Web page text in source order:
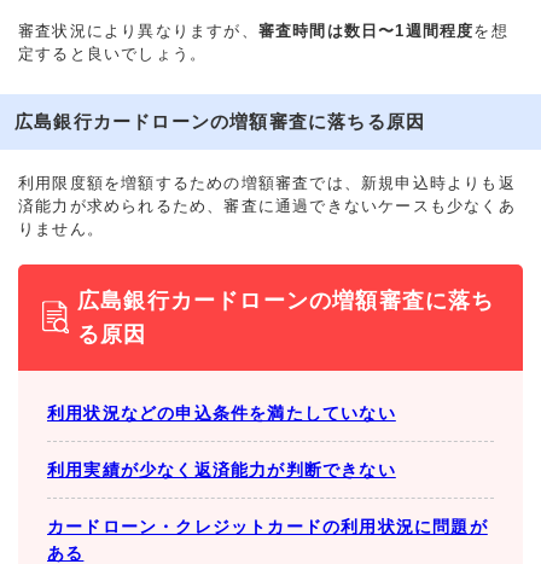
審査状況により異なりますが、 審査時間は数日〜1週間程度を想
定すると良いでしょう。
広島銀行カードローンの増額審査に落ちる原因
利用限度額を増額するための増額審査では、新規申込時よりも返
済能力が求められるため、審査に通過できないケースも少なくあ
りません。
広島銀行カードローンの増額審査に落ち
る原因
利用状況などの申込条件を満たしていない
利用実績が少なく返済能力が判断できない
カードローン・クレジットカードの利用状況に問題が
ある